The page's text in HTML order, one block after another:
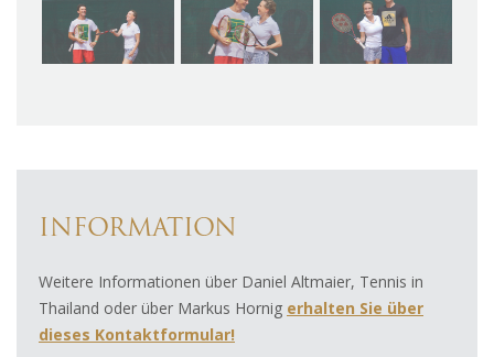
INFORMATION
Weitere Informationen über Daniel Altmaier, Tennis in
Thailand oder über Markus Hornig erhalten Sie über
dieses Kontaktformular!